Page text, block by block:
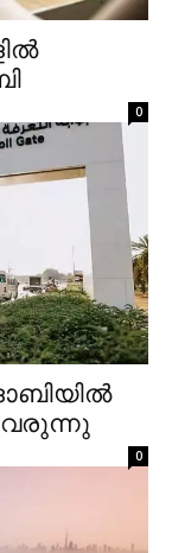
0
വരുന്നു
0